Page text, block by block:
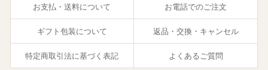
お支払・送料について お電話でのご注文
ギフト包装について 返品・交換・キャンセル
特定商取引法に基づく表記 よくあるご質問